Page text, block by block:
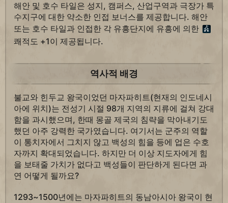
해안 및 호수 타일은 성지, 캠퍼스, 산업구역과 극장가 특
수지구에 대한 약소한 인접 보너스를 제공합니다. 해안
또는 호수 타일과 인접한 각 유흥단지에 유흥에 의한
쾌적도 +1이 제공됩니다.
역사적 배경
불교와 힌두교 왕국이었던 마자파히트(현재의 인도네시
아에 위치)는 전성기 시절 98개 지역의 지류에 걸쳐 강대
함을 과시했으며, 한때 몽골 제국의 침략을 막아내기도
했던 아주 강력한 국가였습니다. 여기서는 군주의 역할
이 통치자에서 그치지 않고 백성의 힘을 등에 업은 수호
자까지 확대되었습니다. 하지만 더 이상 지도자에게 힘
을 보태줄 가치가 없다고 백성들이 판단하게 된다면 과
연 어떻게 될까요?
1293~1500년에는 마자파히트의 동남아시아 왕국이 현